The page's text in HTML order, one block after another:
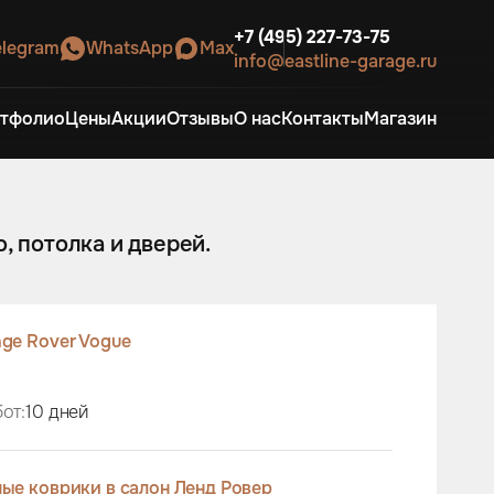
WhatsApp Max+7 (495) 227-73-75
info@eastline-garage.ru
ЦеныАкцииОтзывыО насКонтактыМагазин
потолка и дверей.
Rover Vogue
10 дней
коврики в салон Ленд Ровер